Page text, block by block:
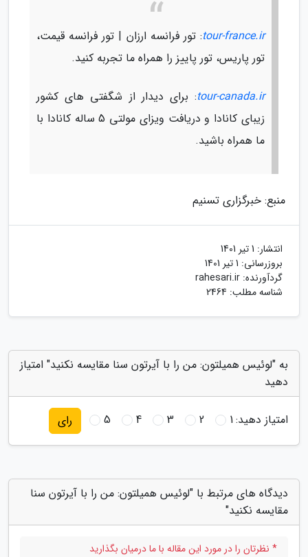
tour-france.ir: تور فرانسه ارزان | تور فرانسه قیمت،
تور پاریس، تور پاییز را همراه ما تجربه کنید.
tour-canada.ir: برای دیدار از شگفتی های کشور
زیبای کانادا و دریافت ویزای مولتی 5 ساله کانادا با
ما همراه باشید.
منبع: خبرگزاری تسنیم
انتشار: 1 تیر 1401
بروزرسانی: 1 تیر 1401
گردآورنده: rahesari.ir
شناسه مطلب: 2464
به "لوئیس همیلتون: من را با آیرتون سنا مقایسه نکنید" امتیاز
دهید
امتیاز دهید:1
2
3
4
5 رای
دیدگاه های مرتبط با "لوئیس همیلتون: من را با آیرتون سنا
مقایسه نکنید"
* نظرتان را در مورد این مقاله با ما درمیان بگذارید